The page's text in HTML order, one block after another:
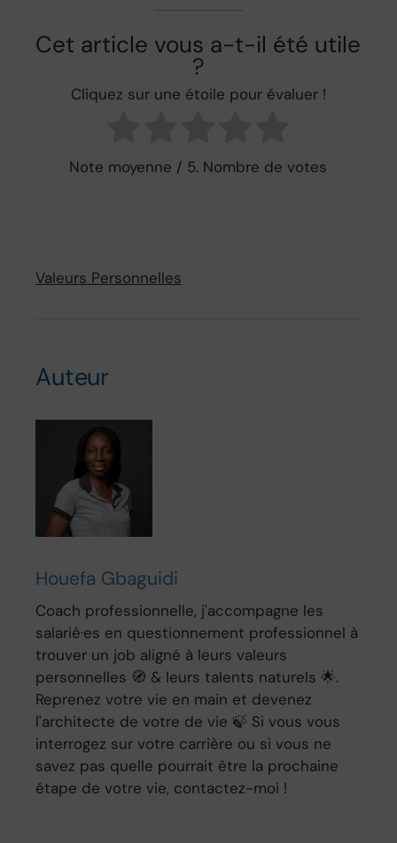
Cet article vous a-t-il été utile
?
Cliquez sur une étoile pour évaluer !
Note moyenne / 5. Nombre de votes
Valeurs Personnelles
Auteur
Houefa Gbaguidi
Coach professionnelle, j'accompagne les
salarié·es en questionnement professionnel à
trouver un job aligné à leurs valeurs
personnelles 🧭 & leurs talents naturels 🌟.
Reprenez votre vie en main et devenez
l'architecte de votre de vie 🍃 Si vous vous
interrogez sur votre carrière ou si vous ne
savez pas quelle pourrait être la prochaine
étape de votre vie, contactez-moi !